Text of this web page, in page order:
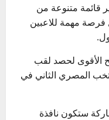
قائمة متنوعة من
فرصة مهمة للاعبين
الأقوى لحصد لقب
المصري الثاني في
ستكون نافذة